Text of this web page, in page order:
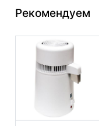
Рекомендуем